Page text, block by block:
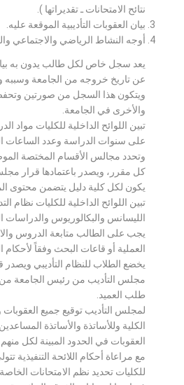
نتائح الامتحانات ـ تقديراتها ).
بيان العقوبات التأديبية الموقعة عليه.
أوجه النشاط الرياضي والاجتماعي
يعد سجل خاص لكل طالب يدون به
عن تاريخ خروجه من الجامعة وسببه
ويتكون هذا السجل من صورتين
والأخرى في الجامعة.
تبين اللوائح الداخلية للكليات مواد
على سنوات الدراسة وعدد
وتحدد مجالس الأقسام المختصة
كل مقرر، ويصدر باعتمادها قرار
يكون لكل كلية دليل يتضمن محتوى
تبين اللوائح الداخلية للكليات نظام
الليسانس والبكالوريوس والدراسات
يجب على الطالب متابعة الدروس
العملية أو قاعات البحث وفقاً لأحكام
يخضع الطلاب للنظام التأديبي ويصدر
مجلس التأديب من رئيس الجامعة من
طلب العميد.
لمجلس التأديب توقيع جميع
الكلية وللأساتذة والأساتذة
العقوبات في الحدود المبينة لكل منهم
مع مراعاة أحكام اللائحة التنفيذية
للكليات تحديد نظم الامتحانات الخاصة